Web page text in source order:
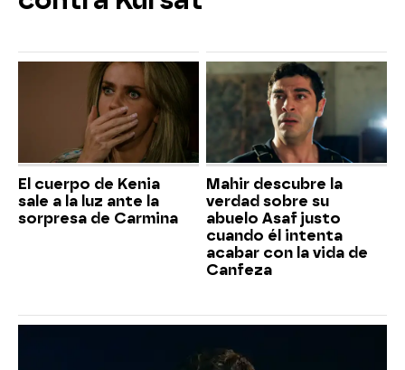
El cuerpo de Kenia
sale a la luz ante la
sorpresa de Carmina
Mahir descubre la
verdad sobre su
abuelo Asaf justo
cuando él intenta
acabar con la vida de
Canfeza